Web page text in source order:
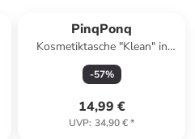
PinqPonq
Kosmetiktasche "Klean" in
Blau - (B)17 x (H)27 x (T)1 cm
-57%
14,99 €
UVP: 34,90 €*